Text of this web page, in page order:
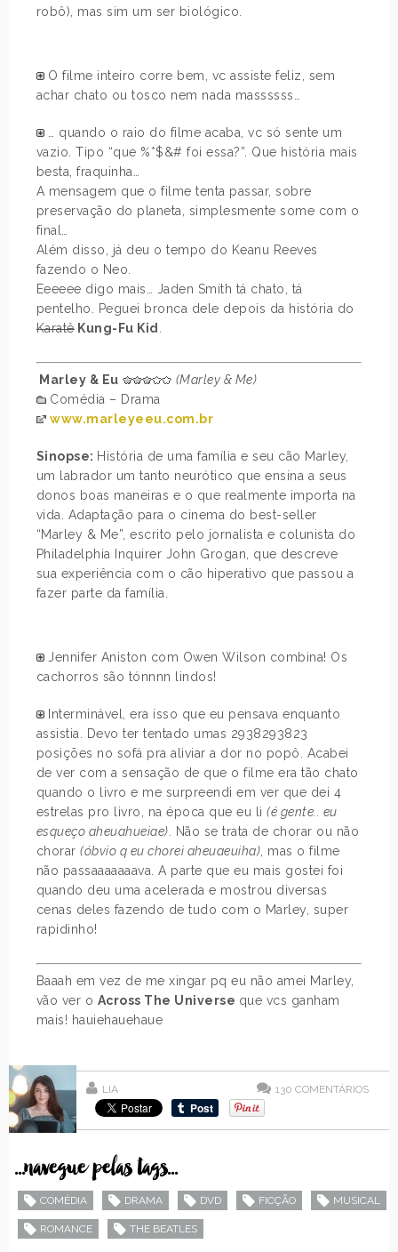
robô), mas sim um ser biológico.
O filme inteiro corre bem, vc assiste feliz, sem
achar chato ou tosco nem nada massssss…
… quando o raio do filme acaba, vc só sente um
vazio. Tipo “que %*$&# foi essa?”. Que história mais
besta, fraquinha…
A mensagem que o filme tenta passar, sobre
preservação do planeta, simplesmente some com o
final…
Além disso, já deu o tempo do Keanu Reeves
fazendo o Neo.
Eeeeee digo mais… Jaden Smith tá chato, tá
pentelho. Peguei bronca dele depois da história do
KaratêKung-Fu Kid
Marley & Eu
(Marley & Me)
Comédia – Drama
www.marleyeeu.com.br
Sinopse: História de uma família e seu cão Marley,
um labrador um tanto neurótico que ensina a seus
donos boas maneiras e o que realmente importa na
vida. Adaptação para o cinema do best-seller
“Marley & Me”, escrito pelo jornalista e colunista do
Philadelphia Inquirer John Grogan, que descreve
sua experiência com o cão hiperativo que passou a
fazer parte da família.
Jennifer Aniston com Owen Wilson combina! Os
cachorros são tónnnn lindos!
Interminável, era isso que eu pensava enquanto
assistia. Devo ter tentado umas 2938293823
posições no sofá pra aliviar a dor no popô. Acabei
de ver com a sensação de que o filme era tão chato
quando o livro e me surpreendi em ver que dei 4
estrelas pro livro, na época que eu li(é gente.. eu
esqueço aheuahueiae) . Não se trata de chorar ou não
chorar(óbvio q eu chorei aheuaeuiha) , mas o filme
não passaaaaaaava. A parte que eu mais gostei foi
quando deu uma acelerada e mostrou diversas
cenas deles fazendo de tudo com o Marley, super
rapidinho!
Baaah em vez de me xingar pq eu não amei Marley,
vão ver o Across The Universe que vcs ganham
mais! hauiehauehaue
LIA 130 COMENTÁRIOS
...navegue pelas tags...
COMÉDIA DRAMA DVD FICÇÃO MUSICAL
ROMANCE THE BEATLES